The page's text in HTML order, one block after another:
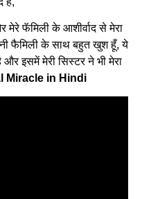
मेरे फॅमिली के आशीर्वाद से मेरा
फैमिली के साथ बहुत खुश हूँ, ये
इसमें मेरी सिस्टर ने भी मेरा
Miracle in Hindi